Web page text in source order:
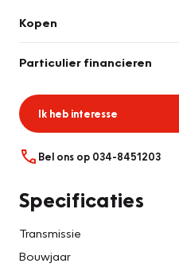
Kopen
Particulier financieren
Ik heb interesse
Bel ons op 034-8451203
Specificaties
Transmissie
Bouwjaar